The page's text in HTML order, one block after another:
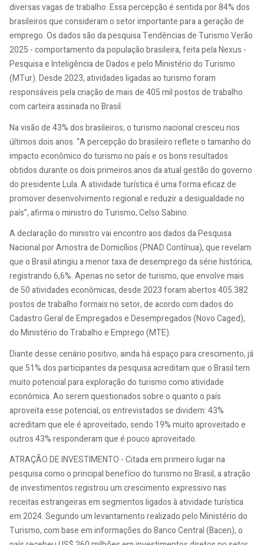
diversas vagas de trabalho. Essa percepção é sentida por 84% dos
brasileiros que consideram o setor importante para a geração de
emprego. Os dados são da pesquisa Tendências de Turismo Verão
2025 - comportamento da população brasileira, feita pela Nexus -
Pesquisa e Inteligência de Dados e pelo Ministério do Turismo
(MTur). Desde 2023, atividades ligadas ao turismo foram
responsáveis pela criação de mais de 405 mil postos de trabalho
com carteira assinada no Brasil.
Na visão de 43% dos brasileiros, o turismo nacional cresceu nos
últimos dois anos. “A percepção do brasileiro reflete o tamanho do
impacto econômico do turismo no país e os bons resultados
obtidos durante os dois primeiros anos da atual gestão do governo
do presidente Lula. A atividade turística é uma forma eficaz de
promover desenvolvimento regional e reduzir a desigualdade no
país”, afirma o ministro do Turismo, Celso Sabino.
A declaração do ministro vai encontro aos dados da Pesquisa
Nacional por Amostra de Domicílios (PNAD Contínua), que revelam
que o Brasil atingiu a menor taxa de desemprego da série histórica,
registrando 6,6%. Apenas no setor de turismo, que envolve mais
de 50 atividades econômicas, desde 2023 foram abertos 405.382
postos de trabalho formais no setor, de acordo com dados do
Cadastro Geral de Empregados e Desempregados (Novo Caged),
do Ministério do Trabalho e Emprego (MTE).
Diante desse cenário positivo, ainda há espaço para crescimento, já
que 51% dos participantes da pesquisa acreditam que o Brasil tem
muito potencial para exploração do turismo como atividade
econômica. Ao serem questionados sobre o quanto o país
aproveita esse potencial, os entrevistados se dividem: 43%
acreditam que ele é aproveitado, sendo 19% muito aproveitado e
outros 43% responderam que é pouco aproveitado.
ATRAÇÃO DE INVESTIMENTO - Citada em primeiro lugar na
pesquisa como o principal benefício do turismo no Brasil, a atração
de investimentos registrou um crescimento expressivo nas
receitas estrangeiras em segmentos ligados à atividade turística
em 2024. Segundo um levantamento realizado pelo Ministério do
Turismo, com base em informações do Banco Central (Bacen), o